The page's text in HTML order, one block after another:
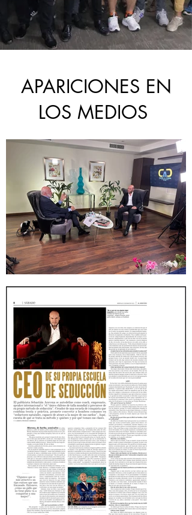
APARICIONES EN
LOS MEDIOS